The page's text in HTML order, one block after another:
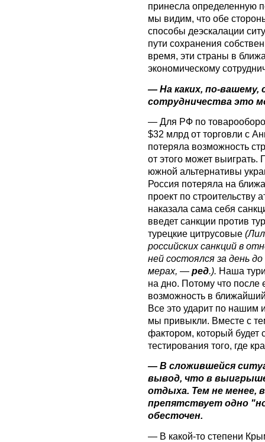
принесла определенную
мы видим, что обе
способы деэскалации
пути сохранения
время, эти страны в
экономическому
— На каких, по-вашему,
сотрудничества это
— Для РФ по
$32 млрд от торговли с
потеряла возможность
от этого может выиграть.
южной альтернативы
Россия потеряла на
проект по строительству
наказала сама себя
введет санкции против
турецкие цитрусовые
российских санкций в
ней состоялся за день
мерах, — ред.). Наша
на дно. Потому что после
возможность в ближайший
Все это ударит по нашим
мы привыкли. Вместе с
фактором, который будет
тестирования того, где
— В сложившейся
вывод, что в
отдыха. Тем не менее,
препятствует одно
обесточен.
— В какой-то степени